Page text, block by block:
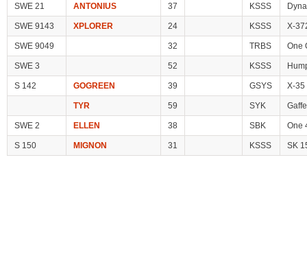
SWE 21 ANTONIUS 37 KSSS
SWE 9143 XPLORER 24 KSSS X-
SWE 9049 32 TRBS One
SWE 3 52 KSSS
S 142 GOGREEN 39 GSYS X-35
TYR 59 SYK
SWE 2 ELLEN 38 SBK One
S 150 MIGNON 31 KSSS SK